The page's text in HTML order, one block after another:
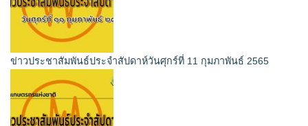
ข่าวประชาสัมพันธ์ประจำสัปดาห์วันศุกร์ที่ 11 กุมภาพันธ์ 2565